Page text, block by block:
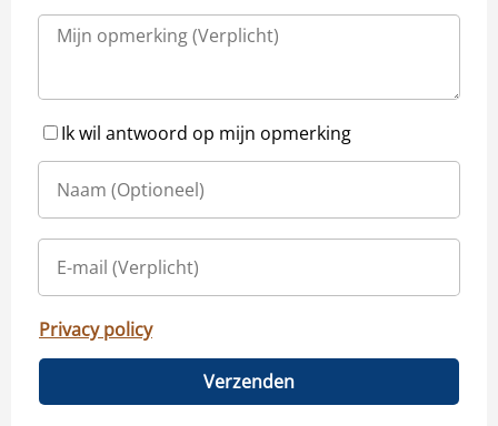
Ik wil antwoord op mijn opmerking
Privacy policy
Verzenden